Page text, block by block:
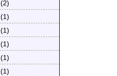
(2)
(1)
(1)
(1)
(1)
(1)